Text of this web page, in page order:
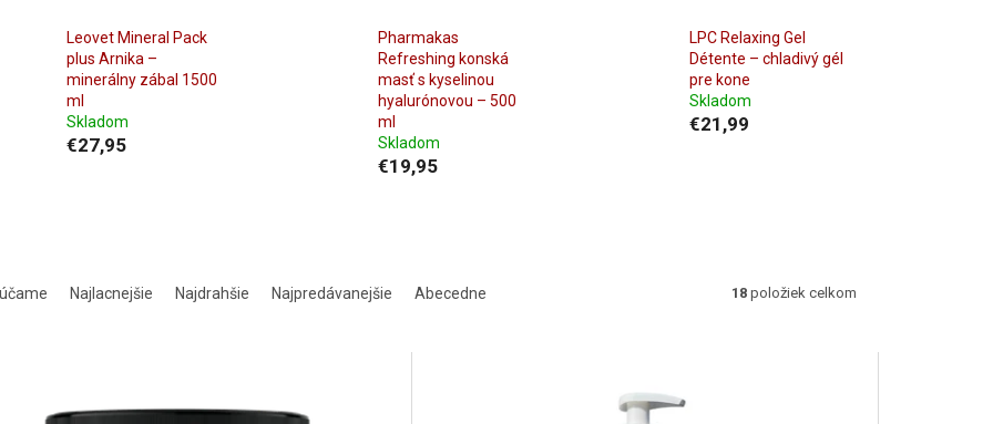
Leovet Mineral Pack
plus Arnika –
minerálny zábal 1500
ml
Skladom
€27,95
Pharmakas
Refreshing konská
masť s kyselinou
hyalurónovou – 500
ml
Skladom
€19,95
LPC Relaxing Gel
Détente – chladivý gél
pre kone
Skladom
€21,99
Najlacnejšie Najdrahšie Najpredávanejšie Abecedne 18 položiek celkom